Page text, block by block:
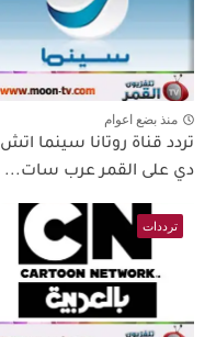
منذ بضع اعوام
تردد قناة روتانا سينما اتش
دي على القمر عرب سات...
ترددات